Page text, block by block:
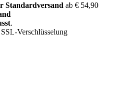
Standardversand ab € 54,90
.
Verschlüsselung